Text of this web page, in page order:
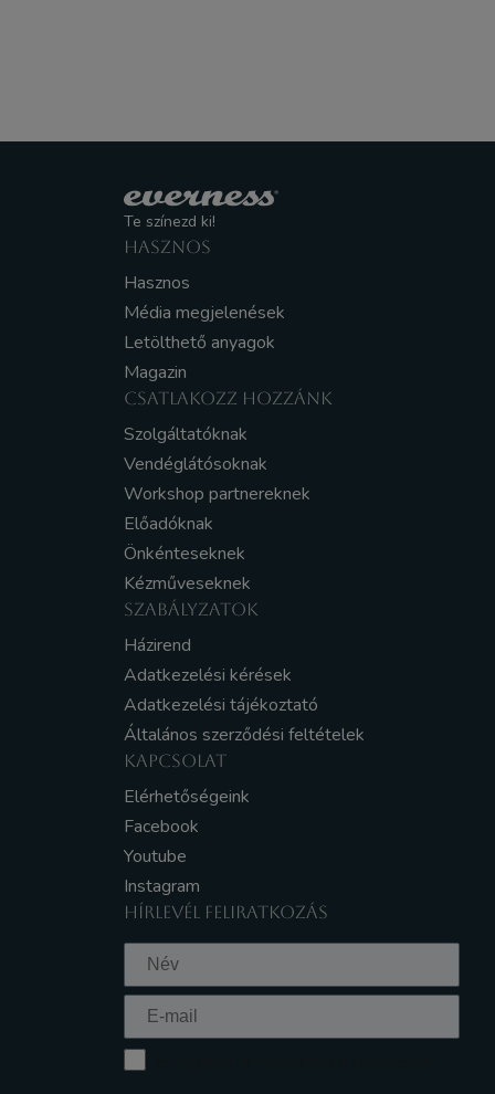
Te színezd ki!
HASZNOS
Hasznos
Média megjelenések
Letölthető anyagok
Magazin
CSATLAKOZZ HOZZÁNK
Szolgáltatóknak
Vendéglátósoknak
Workshop partnereknek
Előadóknak
Önkénteseknek
Kézműveseknek
SZABÁLYZATOK
Házirend
Adatkezelési kérések
Adatkezelési tájékoztató
Általános szerződési feltételek
KAPCSOLAT
Elérhetőségeink
Facebook
Youtube
Instagram
HÍRLEVÉL FELIRATKOZÁS